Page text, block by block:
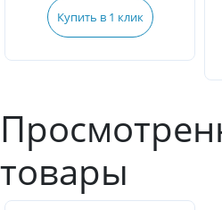
Купить в 1 клик
товары